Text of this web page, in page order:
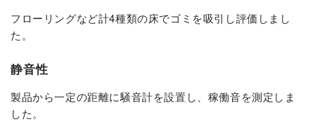
フローリングなど計4種類の床でゴミを吸引し評価しまし
た。
静音性
製品から一定の距離に騒音計を設置し、稼働音を測定しま
した。